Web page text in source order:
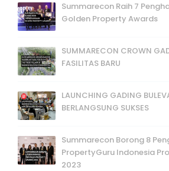
Summarecon Raih 7
Golden Property Awards
SUMMARECON CROWN
FASILITAS BARU
LAUNCHING GADING
BERLANGSUNG SUKSES
Summarecon Borong 8
PropertyGuru Indonesia
2023